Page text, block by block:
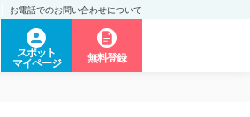
お電話でのお問い合わせについて
スポット
マイページ
無料登録